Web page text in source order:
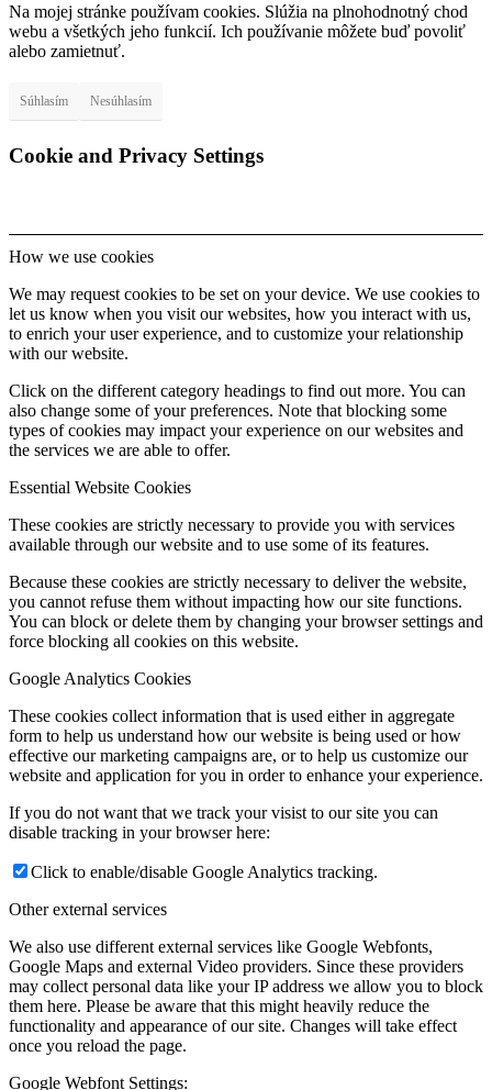
Na mojej stránke používam cookies. Slúžia na plnohodnotný chod
webu a všetkých jeho funkcií. Ich používanie môžete buď povoliť
alebo zamietnuť.
Súhlasím Nesúhlasím
Cookie and Privacy Settings
How we use cookies
We may request cookies to be set on your device. We use cookies to
let us know when you visit our websites, how you interact with us,
to enrich your user experience, and to customize your relationship
with our website.
Click on the different category headings to find out more. You can
also change some of your preferences. Note that blocking some
types of cookies may impact your experience on our websites and
the services we are able to offer.
Essential Website Cookies
These cookies are strictly necessary to provide you with services
available through our website and to use some of its features.
Because these cookies are strictly necessary to deliver the website,
you cannot refuse them without impacting how our site functions.
You can block or delete them by changing your browser settings and
force blocking all cookies on this website.
Google Analytics Cookies
These cookies collect information that is used either in aggregate
form to help us understand how our website is being used or how
effective our marketing campaigns are, or to help us customize our
website and application for you in order to enhance your experience.
If you do not want that we track your visist to our site you can
disable tracking in your browser here:
Click to enable/disable Google Analytics tracking.
Other external services
We also use different external services like Google Webfonts,
Google Maps and external Video providers. Since these providers
may collect personal data like your IP address we allow you to block
them here. Please be aware that this might heavily reduce the
functionality and appearance of our site. Changes will take effect
once you reload the page.
Google Webfont Settings: